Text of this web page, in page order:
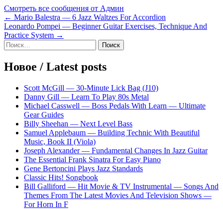
Смотреть все сообщения от Админ
Навигация
по
записям
← Mario Balestra — 6 Jazz Waltzes For Accordion
Leonardo Pompei — Beginner Guitar Exercises, Technique And
Practice System →
Sidebar
Найти:
Новое / Latest posts
Scott McGill — 30-Minute Lick Bag (J10)
Danny Gill — Learn To Play 80s Metal
Michael Casswell — Boss Pedals With Learn — Ultimate
Gear Guides
Billy Sheehan — Next Level Bass
Samuel Applebaum — Building Technic With Beautiful
Music, Book II (Viola)
Joseph Alexander — Fundamental Changes In Jazz Guitar
The Essential Frank Sinatra For Easy Piano
Gene Bertoncini Plays Jazz Standards
Classic Hits! Songbook
Bill Galliford — Hit Movie & TV Instrumental — Songs And
Themes From The Latest Movies And Television Shows —
For Horn In F